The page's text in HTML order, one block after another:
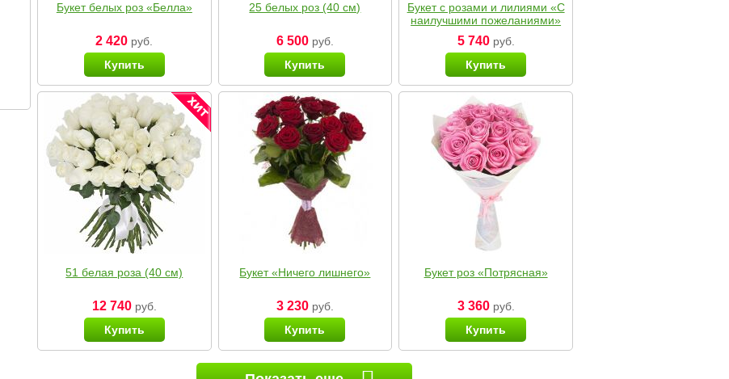
Букет белых роз «Белла»
2 420 руб.
Купить
25 белых роз (40 см)
6 500руб.
Купить
Букет с розами и лилиями «С
наилучшими пожеланиями»
5 740руб.
Купить
51 белая роза (40 см)
12 740руб.
Купить
Букет «Ничего лишнего»
3 230руб.
Купить
Букет роз «Потрясная»
3 360руб.
Купить